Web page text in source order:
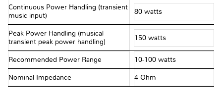
Continuous Power Handling (transient
music input)
80 watts
Peak Power Handling (musical
transient peak power handling)
150 watts
Recommended Power Range 10-100 watts
Nominal Impedance 4 Ohm